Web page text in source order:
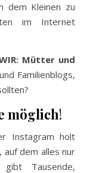
dem Kleinen zu
im Internet
Mütter und
Familienblogs,
möglich!
Instagram holt
dem alles nur
Tausende,